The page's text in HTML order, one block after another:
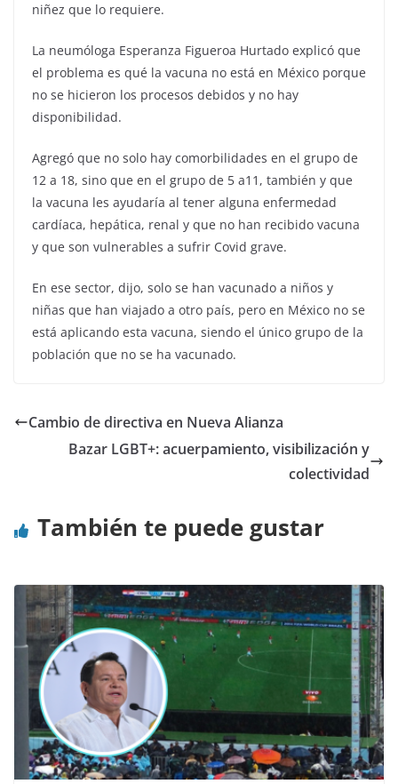
niñez que lo requiere.
La neumóloga Esperanza Figueroa Hurtado explicó que
el problema es qué la vacuna no está en México porque
no se hicieron los procesos debidos y no hay
disponibilidad.
Agregó que no solo hay comorbilidades en el grupo de
12 a 18, sino que en el grupo de 5 a11, también y que
la vacuna les ayudaría al tener alguna enfermedad
cardíaca, hepática, renal y que no han recibido vacuna
y que son vulnerables a sufrir Covid grave.
En ese sector, dijo, solo se han vacunado a niños y
niñas que han viajado a otro país, pero en México no se
está aplicando esta vacuna, siendo el único grupo de la
población que no se ha vacunado.
Cambio de directiva en Nueva Alianza
Bazar LGBT+: acuerpamiento, visibilización y
colectividad
También te puede gustar